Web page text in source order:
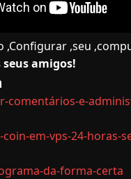
,Configurar ,seu
amigos!
comentários-e-
em-vps-24-horas-
da-forma-certa